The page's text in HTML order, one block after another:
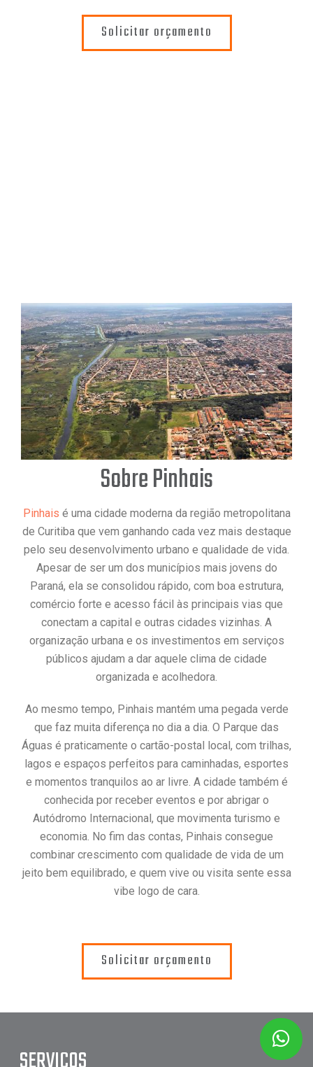
Solicitar orçamento
Sobre Pinhais
Pinhais é uma cidade moderna da região metropolitana
de Curitiba que vem ganhando cada vez mais destaque
pelo seu desenvolvimento urbano e qualidade de vida.
Apesar de ser um dos municípios mais jovens do
Paraná, ela se consolidou rápido, com boa estrutura,
comércio forte e acesso fácil às principais vias que
conectam a capital e outras cidades vizinhas. A
organização urbana e os investimentos em serviços
públicos ajudam a dar aquele clima de cidade
organizada e acolhedora.
Ao mesmo tempo, Pinhais mantém uma pegada verde
que faz muita diferença no dia a dia. O Parque das
Águas é praticamente o cartão-postal local, com trilhas,
lagos e espaços perfeitos para caminhadas, esportes
e momentos tranquilos ao ar livre. A cidade também é
conhecida por receber eventos e por abrigar o
Autódromo Internacional, que movimenta turismo e
economia. No fim das contas, Pinhais consegue
combinar crescimento com qualidade de vida de um
jeito bem equilibrado, e quem vive ou visita sente essa
vibe logo de cara.
Solicitar orçamento